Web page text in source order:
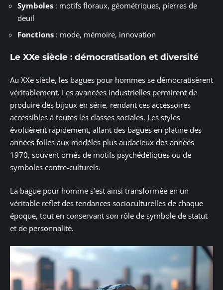
Symboles : motifs floraux, géométriques, pierres de
deuil
Fonctions : mode, mémoire, innovation
Le XXe siècle : démocratisation et diversité
Au XXe siècle, les bagues pour hommes se démocratisèrent
véritablement. Les avancées industrielles permirent de
produire des bijoux en série, rendant ces accessoires
accessibles à toutes les classes sociales. Les styles
évoluèrent rapidement, allant des bagues en platine des
années folles aux modèles plus audacieux des années
1970, souvent ornés de motifs psychédéliques ou de
symboles contre-culturels.
La bague pour homme s’est ainsi transformée en un
véritable reflet des tendances socioculturelles de chaque
époque, tout en conservant son rôle de symbole de statut
et de personnalité.